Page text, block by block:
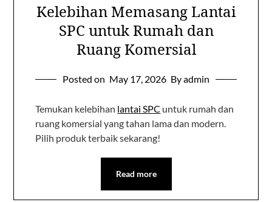
Kelebihan Memasang Lantai
SPC untuk Rumah dan
Ruang Komersial
Posted on May 17, 2026 By admin
Temukan kelebihan lantai SPC untuk rumah dan
ruang komersial yang tahan lama dan modern.
Pilih produk terbaik sekarang!
Read more